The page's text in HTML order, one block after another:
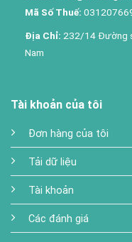
Mã Số Thuế:
Địa Chỉ: 232/14 Đường
Nam
Tài khoản của tôi
Đơn hàng của tôi
Tải dữ liệu
Tài khoản
Các đánh giá